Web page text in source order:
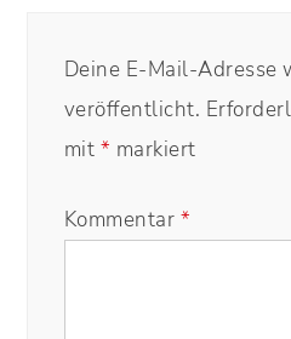
Deine E-Mail-Adresse
veröffentlicht.
mit * markiert
Kommentar *